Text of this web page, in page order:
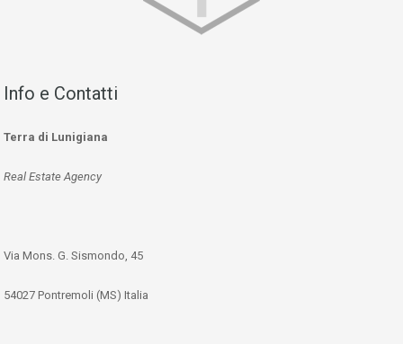
Info e Contatti
Terra di Lunigiana
Real Estate Agency
Via Mons. G. Sismondo, 45
54027 Pontremoli (MS) Italia